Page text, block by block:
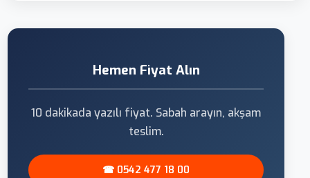
Hemen Fiyat Alın
10 dakikada yazılı fiyat. Sabah arayın, akşam
teslim.
☎ 0542 477 18 00